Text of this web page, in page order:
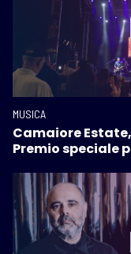
MUSICA
Camaiore
Premio speciale